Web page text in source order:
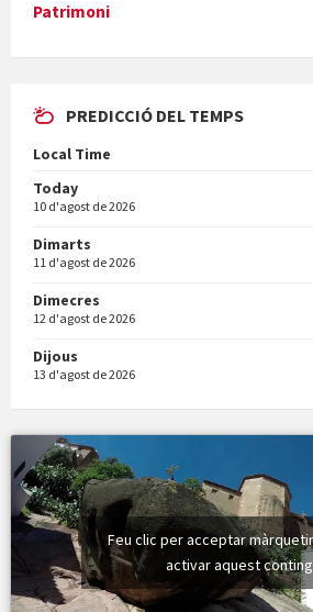
En Bum
Vermuts a la Font. Hit parit
Patrimoni
PREDICCIÓ DEL TEMPS
Local Time
Today
10 d'agost de 2026
Dimarts
11 d'agost de 2026
Dimecres
12 d'agost de 2026
Dijous
13 d'agost de 2026
Feu clic per acceptar
activar aquest